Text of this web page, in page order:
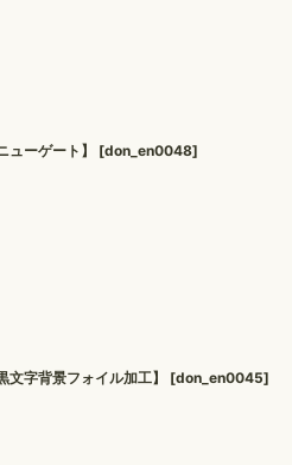
ーゲート】 [don_en0048]
字背景フォイル加工】 [don_en0045]